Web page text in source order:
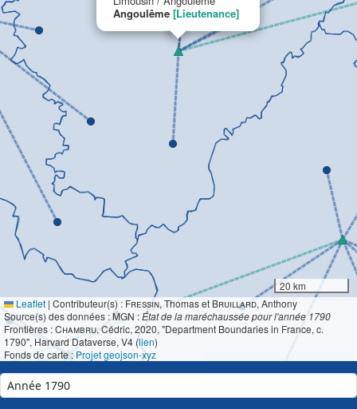
Angoulême [Lieutenance]
20 km
Leaflet | Contributeur(s) : Fressin, Thomas et Bruillard, Anthony
Source(s) des données : MGN :État de la maréchaussée pour l'année 1790
Frontières :Chambru, Cédric, 2020, "Department Boundaries in France, c.
1790", Harvard Dataverse, V4 (lien)
Fonds de carte : Projet geojson-xyz